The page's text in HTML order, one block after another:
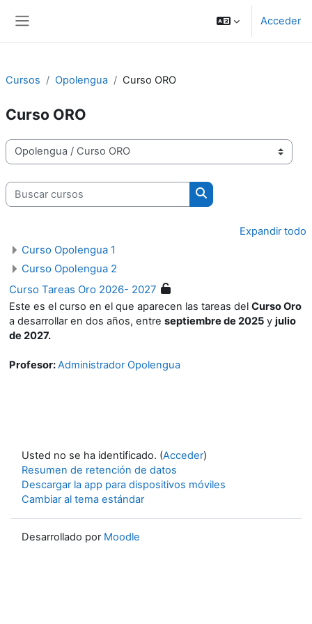
Acceder
Cursos Opolengua Curso ORO
Curso ORO
Categorías
Buscar cursos
Buscar cursos
Expandir todo
Curso Opolengua 1
Curso Opolengua 2
Curso Tareas Oro 2026- 2027
Este es el curso en el que aparecen las tareas del Curso Oro
a desarrollar en dos años, entre septiembre de 2025 y julio
de 2027.
Profesor:Administrador Opolengua
Usted no se ha identificado. (Acceder)
Resumen de retención de datos
Descargar la app para dispositivos móviles
Cambiar al tema estándar
Desarrollado por Moodle